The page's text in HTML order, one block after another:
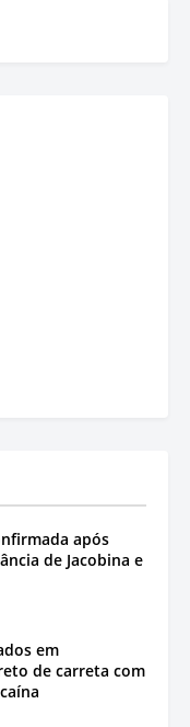
após
de Jacobina e
em
de carreta com